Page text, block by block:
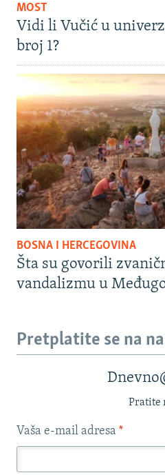
MOST
Vidi li Vučić u
broj 1?
BOSNA I HERCEGOVINA
Šta su govorili
vandalizmu u
Pretplatite se na
Pratite
Vaša e-mail adresa *